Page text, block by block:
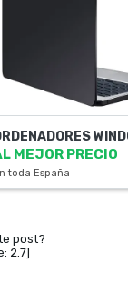
MEJOR PRECIO
toda España
post?
2.7]